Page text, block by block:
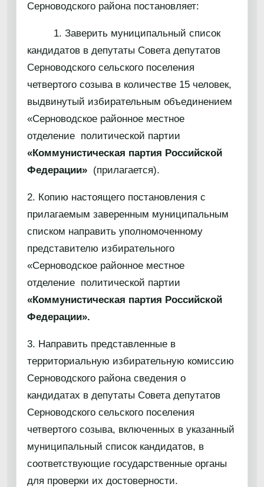
Серноводского района постановляет:
1. Заверить муниципальный список
кандидатов в депутаты Совета депутатов
Серноводского сельского поселения
четвертого созыва в количестве 15 человек,
выдвинутый избирательным объединением
«Серноводское районное местное
отделение политической партии
«Коммунистическая партия Российской
Федерации» (прилагается).
2. Копию настоящего постановления с
прилагаемым заверенным муниципальным
списком направить уполномоченному
представителю избирательного
«Серноводское районное местное
отделение политической партии
«Коммунистическая партия Российской
Федерации».
3. Направить представленные в
территориальную избирательную комиссию
Серноводского района сведения о
кандидатах в депутаты Совета депутатов
Серноводского сельского поселения
четвертого созыва, включенных в указанный
муниципальный список кандидатов, в
соответствующие государственные органы
для проверки их достоверности.